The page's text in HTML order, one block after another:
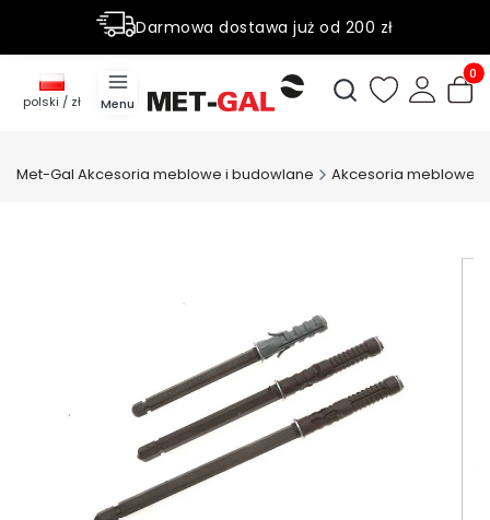
Darmowa dostawa już od 200 zł
Rabaty do 50% na wybrane produky
Menu
Otwórz
polski / zł
Met-Gal Akcesoria meblowe i budowlane Akcesoria meblowe